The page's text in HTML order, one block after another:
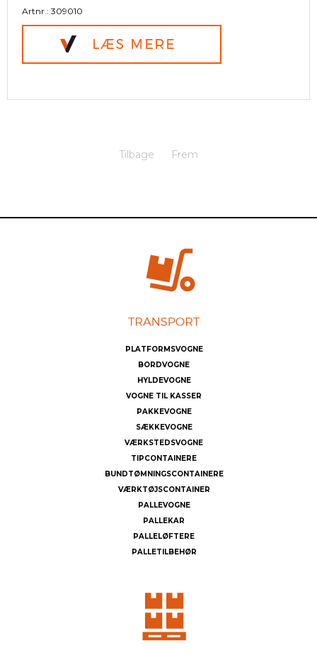
Artnr.: 309010
Tilbage Frem
PLATFORMSVOGNE
BORDVOGNE
HYLDEVOGNE
VOGNE TIL KASSER
PAKKEVOGNE
SÆKKEVOGNE
VÆRKSTEDSVOGNE
TIPCONTAINERE
BUNDTØMNINGSCONTAINERE
VÆRKTØJSCONTAINER
PALLEVOGNE
PALLEKAR
PALLELØFTERE
PALLETILBEHØR